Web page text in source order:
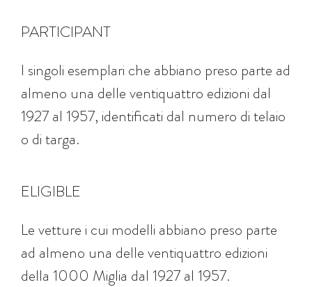
PARTICIPANT
I singoli esemplari che abbiano preso parte ad
almeno una delle ventiquattro edizioni dal
1927 al 1957, identificati dal numero di telaio
o di targa.
ELIGIBLE
Le vetture i cui modelli abbiano preso parte
ad almeno una delle ventiquattro edizioni
della 1000 Miglia dal 1927 al 1957.